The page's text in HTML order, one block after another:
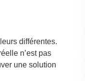
différentes.
n’est pas
une solution